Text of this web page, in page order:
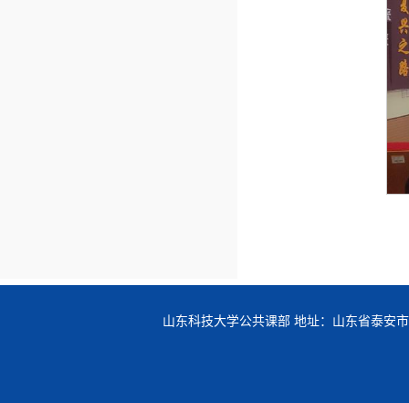
山东科技大学公共课部 地址：山东省泰安